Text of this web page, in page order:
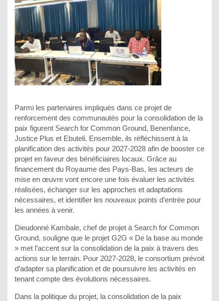
Parmi les partenaires impliqués dans ce projet de
renforcement des communautés pour la consolidation de la
paix figurent Search for Common Ground, Benenfance,
Justice Plus et Ebuteli. Ensemble, ils réfléchissent à la
planification des activités pour 2027-2028 afin de booster ce
projet en faveur des bénéficiaires locaux. Grâce au
financement du Royaume des Pays-Bas, les acteurs de
mise en œuvre vont encore une fois évaluer les activités
réalisées, échanger sur les approches et adaptations
nécessaires, et identifier les nouveaux points d’entrée pour
les années à venir.
Dieudonné Kambale, chef de projet à Search for Common
Ground, souligne que le projet G2G « De la base au monde
» met l’accent sur la consolidation de la paix à travers des
actions sur le terrain. Pour 2027-2028, le consortium prévoit
d’adapter sa planification et de poursuivre les activités en
tenant compte des évolutions nécessaires.
Dans la politique du projet, la consolidation de la paix